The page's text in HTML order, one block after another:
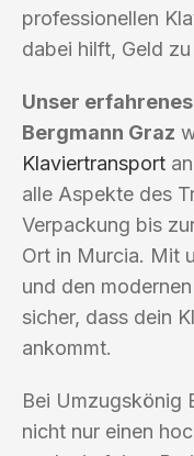
professionellen
dabei hilft, Geld zu
Unser
Bergmann Graz
Klaviertransport
alle Aspekte des
Verpackung bis
Ort in Murcia. Mit
und den
sicher, dass dein
ankommt.
Bei Umzugskönig
nicht nur einen